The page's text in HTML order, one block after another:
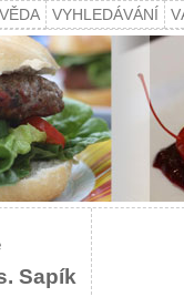
VYHLEDÁVÁNÍ
Sapík